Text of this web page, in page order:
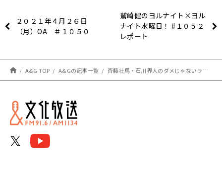
２０２１年４月２６日
（月）OA ＃１０５０
鷲崎健のヨルナイト×ヨル
ナイト水曜日！ #１０５２
レポート
A&G TOP A&Gの記事一覧 斉藤壮馬・石川界人のダメじゃないラジオ #161 放送後記